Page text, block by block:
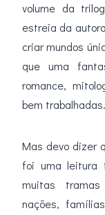
volume da
estreia da
criar mundos
que uma
romance,
bem trabalhadas.
Mas devo dizer
foi uma leitura
muitas
nações,